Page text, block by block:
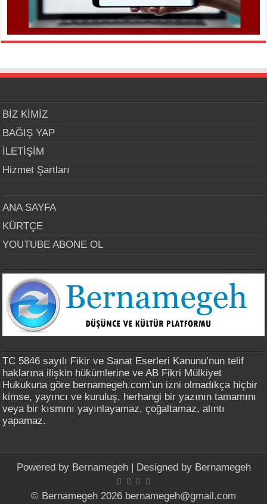
BİZ KİMİZ
BAĞIŞ YAP
İLETİŞİM
Hizmet Şartları
ANA SAYFA
KÜRTÇE
YOUTUBE ABONE OL
TC 5846 sayılı Fikir ve Sanat Eserleri Kanunu’nun telif
haklarına ilişkin hükümlerine ve AB Fikri Mülkiyet
Hukukuna göre bernamegeh.com’un izni olmadıkça hiçbir
kimse, yayıncı ve kuruluş, herhangi bir yazının tamamını
veya bir kısmını yayınlayamaz, çoğaltamaz, alıntı
yapamaz.
Powered by Bernamegeh| Designed by Bernamegeh
© Bernamegeh 2026 bernamegeh@gmail.com